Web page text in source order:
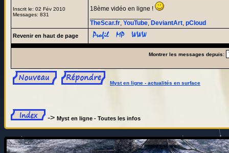
Inscrit le: 02 Fév 2010
Messages: 831
18ème vidéo en ligne !
TheScar.fr, YouTube, DeviantArt, pCloud
Revenir en haut de page
Montrer les messages depuis:
Myst en ligne - actualités en surface
-> Myst en ligne - Toutes les infos